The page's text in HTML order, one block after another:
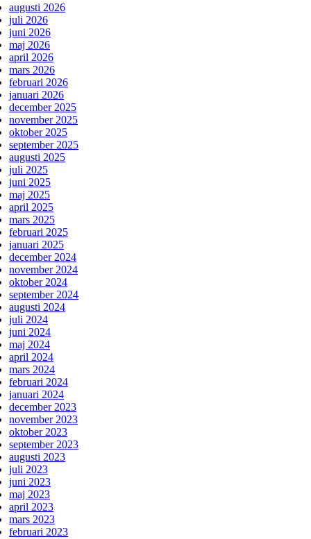
augusti 2026
juli 2026
juni 2026
maj 2026
april 2026
mars 2026
februari 2026
januari 2026
december 2025
november 2025
oktober 2025
september 2025
augusti 2025
juli 2025
juni 2025
maj 2025
april 2025
mars 2025
februari 2025
januari 2025
december 2024
november 2024
oktober 2024
september 2024
augusti 2024
juli 2024
juni 2024
maj 2024
april 2024
mars 2024
februari 2024
januari 2024
december 2023
november 2023
oktober 2023
september 2023
augusti 2023
juli 2023
juni 2023
maj 2023
april 2023
mars 2023
februari 2023